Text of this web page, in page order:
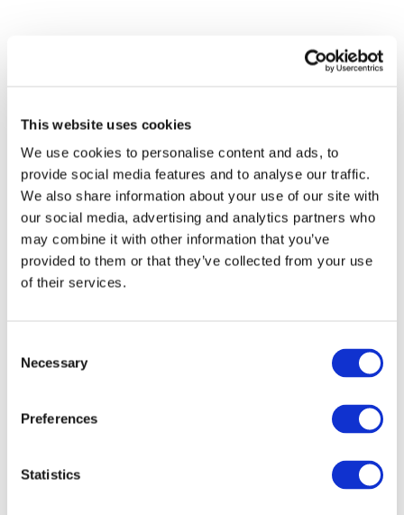
This website uses cookies
We use cookies to personalise content and ads, to
provide social media features and to analyse our traffic.
We also share information about your use of our site with
our social media, advertising and analytics partners who
may combine it with other information that you’ve
provided to them or that they’ve collected from your use
of their services.
Selection
Necessary
Preferences
Statistics